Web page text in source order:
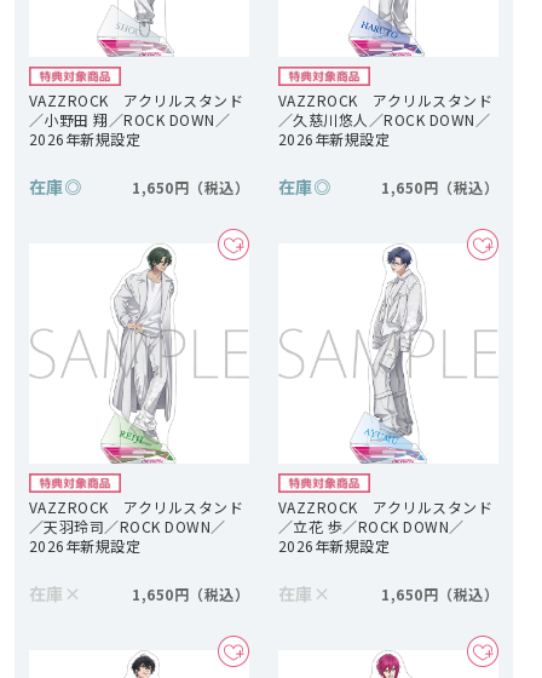
VAZZROCK アクリルスタンド
／小野田 翔／ROCK DOWN／
2026年新規設定
在庫◎ 1,650円
VAZZROCK アクリルスタンド
／久慈川悠人／ROCK DOWN／
2026年新規設定
在庫◎ 1,650円
VAZZROCK アクリルスタンド
／天羽玲司／ROCK DOWN／
2026年新規設定
在庫 × 1,650円
VAZZROCK アクリルスタンド
／立花 歩／ROCK DOWN／
2026年新規設定
在庫 × 1,650円